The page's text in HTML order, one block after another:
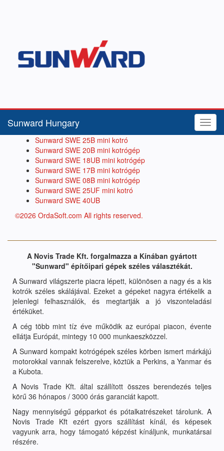
Menü
Sunward Hungary
Sunward SWE 25B mini kotró
Sunward SWE 20B mini kotrógép
Sunward SWE 18UB mini kotrógép
Sunward SWE 17B mini kotrógép
Sunward SWE 08B mini kotrógép
Sunward SWE 25UF mini kotró
Sunward SWE 40UB
©2026 OrdaSoft.com All rights reserved.
A Novis Trade Kft. forgalmazza a Kínában gyártott
"Sunward" építőipari gépek széles választékát.
A Sunward világszerte piacra lépett, különösen a nagy és a kis
kotrók széles skálájával. Ezeket a gépeket nagyra értékelik a
jelenlegi felhasználók, és megtartják a jó viszonteladási
értéküket.
A cég több mint tíz éve működik az európai piacon, évente
ellátja Európát, mintegy 10 000 munkaeszközzel.
A Sunward kompakt kotrógépek széles körben ismert márkájú
motorokkal vannak felszerelve, köztük a Perkins, a Yanmar és
a Kubota.
A Novis Trade Kft. által szállított összes berendezés teljes
körű 36 hónapos / 3000 órás garanciát kapott.
Nagy mennyiségű gépparkot és pótalkatrészeket tárolunk. A
Novis Trade Kft ezért gyors szállítást kínál, és képesek
vagyunk arra, hogy támogató képzést kínáljunk, munkatársai
részére.